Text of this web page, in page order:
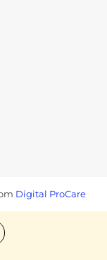
Digital ProCare